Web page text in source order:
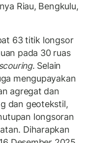
Riau, Bengkulu,
63 titik longsor
pada 30 ruas
. Selain
mengupayakan
agregat dan
dan geotekstil,
longsoran
Diharapkan